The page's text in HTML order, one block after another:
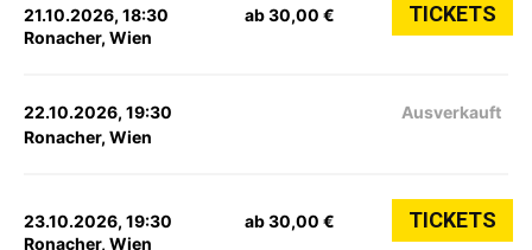
21.10.2026, 18:30
Ronacher, Wien
ab 30,00 € TICKETS
22.10.2026, 19:30
Ronacher, Wien
Ausverkauft
23.10.2026, 19:30
Ronacher, Wien
ab 30,00 € TICKETS